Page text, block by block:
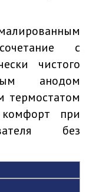
с
чистого
анодом
термостатом
комфорт при
без